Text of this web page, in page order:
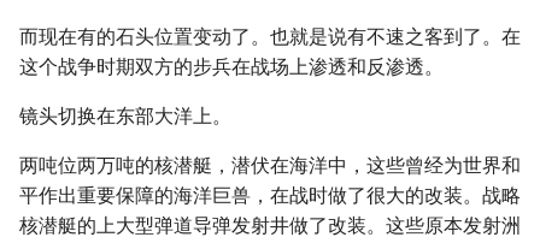
而现在有的石头位置变动了。也就是说有不速之客到了。在
这个战争时期双方的步兵在战场上渗透和反渗透。
镜头切换在东部大洋上。
两吨位两万吨的核潜艇，潜伏在海洋中，这些曾经为世界和
平作出重要保障的海洋巨兽，在战时做了很大的改装。战略
核潜艇的上大型弹道导弹发射井做了改装。这些原本发射洲